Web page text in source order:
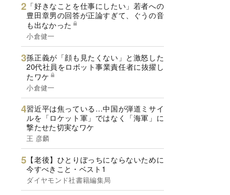
「好きなことを仕事にしたい」若者への
豊田章男の回答が正論すぎて、ぐうの音
も出なかった
小倉健一
孫正義が「顔も見たくない」と激怒した
20代社員をロボット事業責任者に抜擢し
たワケ
小倉健一
習近平は焦っている…中国が弾道ミサイ
ルを「ロケット軍」ではなく「海軍」に
撃たせた切実なワケ
王 彦麟
【老後】ひとりぼっちにならないために
今すべきこと・ベスト1
ダイヤモンド社書籍編集局